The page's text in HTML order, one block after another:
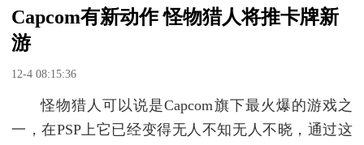
Capcom有新动作 怪物猎人将推卡牌新
游
12-4 08:15:36
怪物猎人可以说是Capcom旗下最火爆的游戏之
一，在PSP上它已经变得无人不知无人不晓，通过这